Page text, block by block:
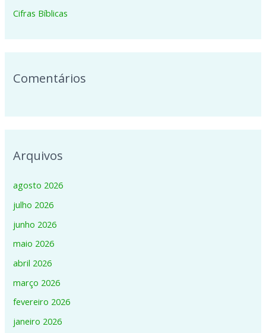
o
Cifras Bíblicas
Comentários
Arquivos
agosto 2026
julho 2026
junho 2026
maio 2026
abril 2026
março 2026
fevereiro 2026
janeiro 2026